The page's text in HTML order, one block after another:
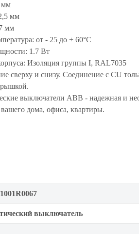
мм
мм
мм
от - 25 до + 60°С
1.7 Вт
Изоляция группы I, RAL7035
сверху и снизу. Соединение с CU
выключатели ABB - надежная и
дома, офиса, квартиры.
выключатель